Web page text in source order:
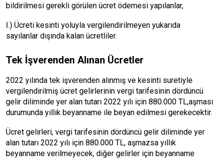
bildirilmesi gerekli görülen ücret ödemesi yapılanlar,
I.) Ücreti kesinti yoluyla vergilendirilmeyen yukarıda
sayılanlar dışında kalan ücretliler.
Tek İşverenden Alınan Ücretler
2022 yılında tek işverenden alınmış ve kesinti suretiyle
vergilendirilmiş ücret gelirlerinin vergi tarifesinin dördüncü
gelir diliminde yer alan tutarı 2022 yılı için 880.000 TL,aşması
durumunda yıllık beyanname ile beyan edilmesi gerekecektir.
Ücret gelirleri, vergi tarifesinin dördüncü gelir diliminde yer
alan tutarı 2022 yılı için 880.000 TL, aşmazsa yıllık
beyanname verilmeyecek, diğer gelirler için beyanname